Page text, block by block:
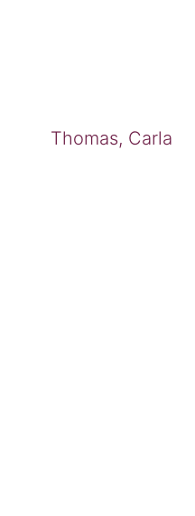
Thomas, Carla